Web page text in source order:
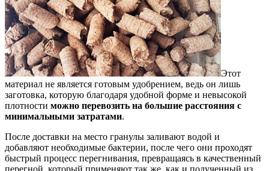
Этот
материал не является готовым удобрением, ведь он лишь
заготовка, которую благодаря удобной форме и невысокой
плотности можно перевозить на большие расстояния с
минимальными затратами.
После доставки на место гранулы заливают водой и
добавляют необходимые бактерии, после чего они проходят
быстрый процесс перегнивания, превращаясь в качественный
перегной, который применяют так же, как и полученный из